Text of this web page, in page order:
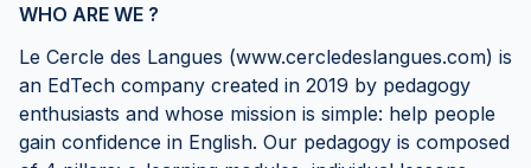
WHO ARE WE ?
Le Cercle des Langues (www.cercledeslangues.com) is
an EdTech company created in 2019 by pedagogy
enthusiasts and whose mission is simple: help people
gain confidence in English. Our pedagogy is composed